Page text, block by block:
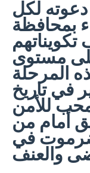
دعوته لكل
بمحافظة
على مستوى
المرحلة
في تاريخ
للأمن
أمام من
في